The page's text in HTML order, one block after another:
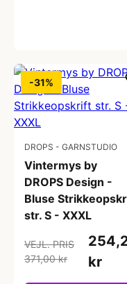
-31%
DROPS - GARNSTUDIO
Vintermys by
DROPS Design -
Bluse
str. S - XXXL
VEJL. PRIS
371,00 kr
kr